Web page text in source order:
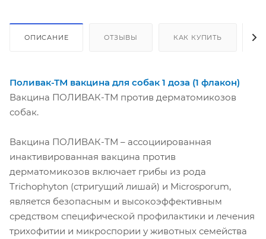
ОПИСАНИЕ ОТЗЫВЫ КАК КУПИТЬ
Поливак-ТМ вакцина для собак 1 доза (1 флакон)
Вакцина ПОЛИВАК-ТМ против дерматомикозов
собак.
Вакцина ПОЛИВАК-ТМ – ассоциированная
инактивированная вакцина против
дерматомикозов включает грибы из рода
Trichophyton (стригущий лишай) и Microsporum,
является безопасным и высокоэффективным
средством специфической профилактики и лечения
трихофитии и микроспории у животных семейства